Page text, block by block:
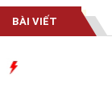
BÀI VIẾT